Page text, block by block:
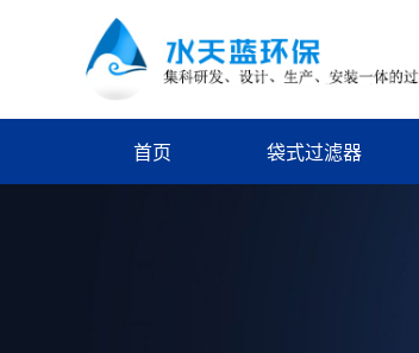
首页 袋式过滤器